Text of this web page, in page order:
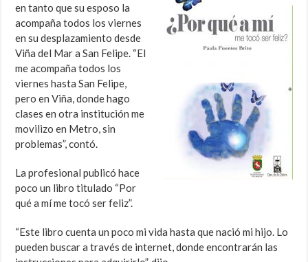
en tanto que su esposo la
acompaña todos los viernes
en su desplazamiento desde
Viña del Mar a San Felipe. “El
me acompaña todos los
viernes hasta San Felipe,
pero en Viña, donde hago
clases en otra institución me
movilizo en Metro, sin
problemas”, contó.
La profesional publicó hace
poco un libro titulado “Por
qué a mí me tocó ser feliz”.
“Este libro cuenta un poco mi vida hasta que nació mi hijo. Lo
pueden buscar a través de internet, donde encontrarán las